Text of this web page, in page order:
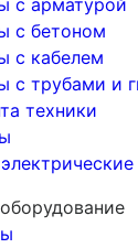
с арматурой
с бетоном
с кабелем
с трубами и
техники